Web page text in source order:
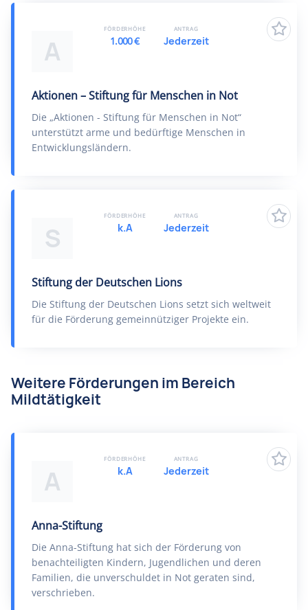
A
Aktionen – Stiftung für Menschen in Not
Die „Aktionen - Stiftung für Menschen in Not“
unterstützt arme und bedürftige Menschen in
Entwicklungsländern.
FÖRDERHÖHE
1.000 €
ANTRAG
Jederzeit
S
Stiftung der Deutschen Lions
Die Stiftung der Deutschen Lions setzt sich weltweit
für die Förderung gemeinnütziger Projekte ein.
FÖRDERHÖHE
k.A
ANTRAG
Jederzeit
Weitere Förderungen im Bereich
Mildtätigkeit
A
Anna-Stiftung
Die Anna-Stiftung hat sich der Förderung von
benachteiligten Kindern, Jugendlichen und deren
Familien, die unverschuldet in Not geraten sind,
verschrieben.
FÖRDERHÖHE
k.A
ANTRAG
Jederzeit